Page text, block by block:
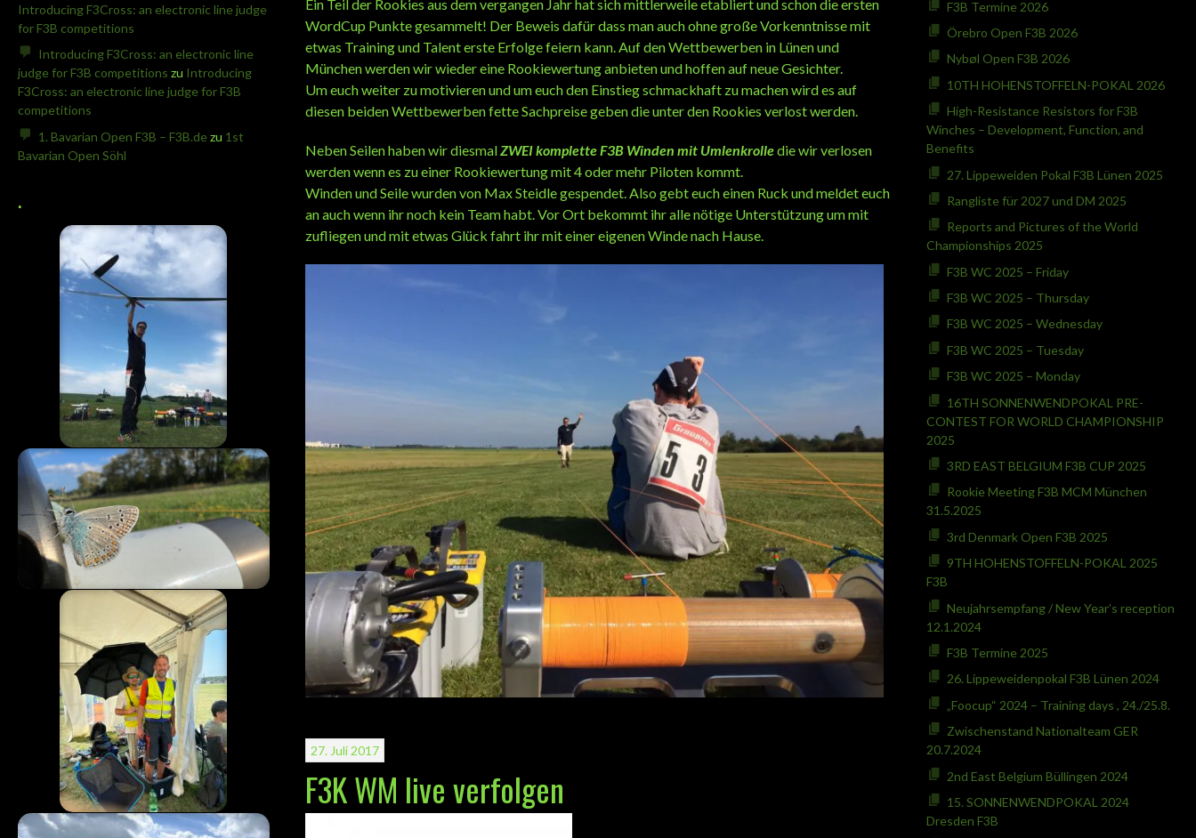
Ein Teil der Rookies aus dem vergangen Jahr hat sich mittlerweile etabliert und schon die ersten
WordCup Punkte gesammelt! Der Beweis dafür dass man auch ohne große Vorkenntnisse mit
etwas Training und Talent erste Erfolge feiern kann. Auf den Wettbewerben in Lünen und
München werden wir wieder eine Rookiewertung anbieten und hoffen auf neue Gesichter.
Um euch weiter zu motivieren und um euch den Einstieg schmackhaft zu machen wird es auf
diesen beiden Wettbewerben fette Sachpreise geben die unter den Rookies verlost werden.
Neben Seilen haben wir diesmal ZWEI komplette F3B Winden mit Umlenkrolledie wir verlosen
werden wenn es zu einer Rookiewertung mit 4 oder mehr Piloten kommt.
Winden und Seile wurden von Max Steidle gespendet. Also gebt euch einen Ruck und meldet euch
an auch wenn ihr noch kein Team habt. Vor Ort bekommt ihr alle nötige Unterstützung um mit
zufliegen und mit etwas Glück fahrt ihr mit einer eigenen Winde nach Hause.
27. Juli 2017
F3K WM live verfolgen
Introducing F3Cross: an electronic line judge
for F3B competitions
Introducing F3Cross: an electronic line
judge for F3B competitions zu Introducing
F3Cross: an electronic line judge for F3B
competitions
1. Bavarian Open F3B – F3B.de zu 1st
Bavarian Open Söhl
.
F3B Termine 2026
Örebro Open F3B 2026
Nybøl Open F3B 2026
10TH HOHENSTOFFELN-POKAL 2026
High-Resistance Resistors for F3B
Winches – Development, Function, and
Benefits
27. Lippeweiden Pokal F3B Lünen 2025
Rangliste für 2027 und DM 2025
Reports and Pictures of the World
Championships 2025
F3B WC 2025 – Friday
F3B WC 2025 – Thursday
F3B WC 2025 – Wednesday
F3B WC 2025 – Tuesday
F3B WC 2025 – Monday
16TH SONNENWENDPOKAL PRE-
CONTEST FOR WORLD CHAMPIONSHIP
2025
3RD EAST BELGIUM F3B CUP 2025
Rookie Meeting F3B MCM München
31.5.2025
3rd Denmark Open F3B 2025
9TH HOHENSTOFFELN-POKAL 2025
F3B
Neujahrsempfang / New Year’s reception
12.1.2024
F3B Termine 2025
26. Lippeweidenpokal F3B Lünen 2024
„Foocup“ 2024 – Training days , 24./25.8.
Zwischenstand Nationalteam GER
20.7.2024
2nd East Belgium Büllingen 2024
15. SONNENWENDPOKAL 2024
Dresden F3B